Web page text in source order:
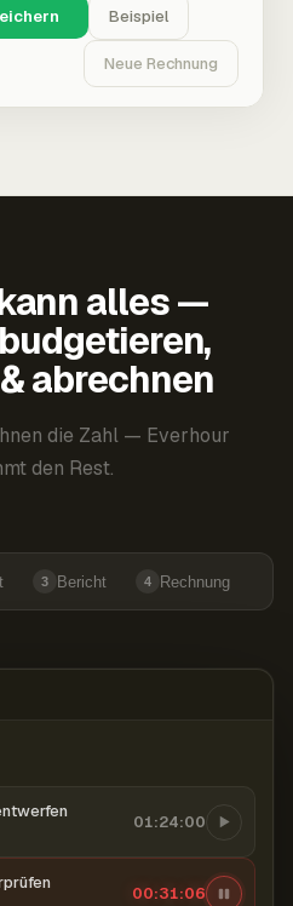
Beispiel
Neue Rechnung
alles —
abrechnen
die Zahl — Everhour
den Rest.
3 Bericht 4 Rechnung
01:24:00
00:31:07